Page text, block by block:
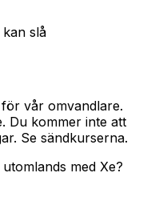
kan slå
vår omvandlare.
Du kommer inte att
Se sändkurserna.
med Xe?